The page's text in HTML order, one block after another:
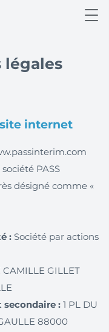
légales
internet
PASS
désigné comme «
: Société par actions
CAMILLE GILLET
secondaire : 1 PL DU
88000